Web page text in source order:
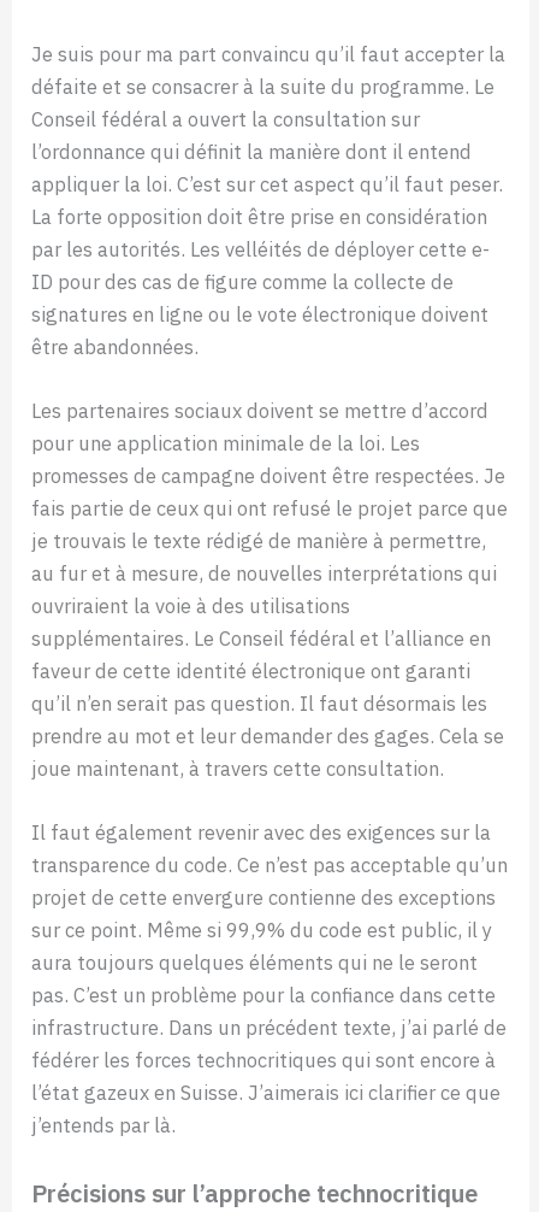
Je suis pour ma part convaincu qu’il faut accepter la
défaite et se consacrer à la suite du programme. Le
Conseil fédéral a ouvert la consultation sur
l’ordonnance qui définit la manière dont il entend
appliquer la loi. C’est sur cet aspect qu’il faut peser.
La forte opposition doit être prise en considération
par les autorités. Les velléités de déployer cette e-
ID pour des cas de figure comme la collecte de
signatures en ligne ou le vote électronique doivent
être abandonnées.
Les partenaires sociaux doivent se mettre d’accord
pour une application minimale de la loi. Les
promesses de campagne doivent être respectées. Je
fais partie de ceux qui ont refusé le projet parce que
je trouvais le texte rédigé de manière à permettre,
au fur et à mesure, de nouvelles interprétations qui
ouvriraient la voie à des utilisations
supplémentaires. Le Conseil fédéral et l’alliance en
faveur de cette identité électronique ont garanti
qu’il n’en serait pas question. Il faut désormais les
prendre au mot et leur demander des gages. Cela se
joue maintenant, à travers cette consultation.
Il faut également revenir avec des exigences sur la
transparence du code. Ce n’est pas acceptable qu’un
projet de cette envergure contienne des exceptions
sur ce point. Même si 99,9% du code est public, il y
aura toujours quelques éléments qui ne le seront
pas. C’est un problème pour la confiance dans cette
infrastructure. Dans un précédent texte, j’ai parlé de
fédérer les forces technocritiques qui sont encore à
l’état gazeux en Suisse. J’aimerais ici clarifier ce que
j’entends par là.
Précisions sur l’approche technocritique